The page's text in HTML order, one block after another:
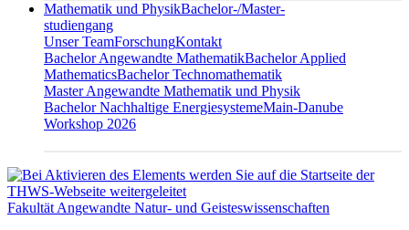
Mathematik und PhysikBachelor-/Master-
studiengang
Unser TeamForschungKontakt
Bachelor Angewandte MathematikBachelor Applied
MathematicsBachelor Technomathematik
Master Angewandte Mathematik und Physik
Bachelor Nachhaltige EnergiesystemeMain-Danube
Workshop 2026
Fakultät Angewandte Natur- und Geisteswissenschaften